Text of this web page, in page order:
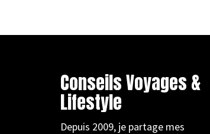
Conseils Voyages &
Lifestyle
Depuis 2009, je partage mes